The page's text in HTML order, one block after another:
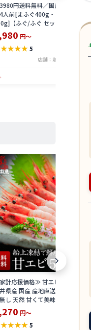
円送料無料／国産ふぐちりセ
人前[まふぐ400g・とらふぐあら
【ふぐ/ふぐ セット/フグ】お
暮 ギフト 食品 プレゼント 食べ物
円～
★★★★5
店舗：越前かに問屋ま
計応援価格≫ 甘エビ 500g 約50
県産 国産 産地直送 大容量 業
し 天然 甘くて美味しい あまえ
ビ お刺身 お寿司 バーベキュー
送料無料 amaebis
円～
★★★★5